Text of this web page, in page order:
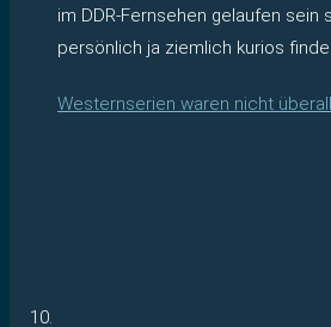
im DDR-Fernsehen gelaufen sein
persönlich ja ziemlich kurios
Westernserien waren nicht